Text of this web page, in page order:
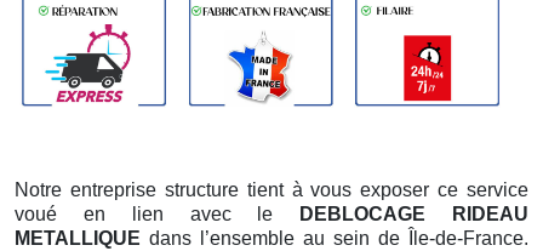
Notre entreprise structure tient à vous exposer ce service
voué en lien avec le
DEBLOCAGE RIDEAU
METALLIQUE dans l’ensemble au sein de Île-de-France.